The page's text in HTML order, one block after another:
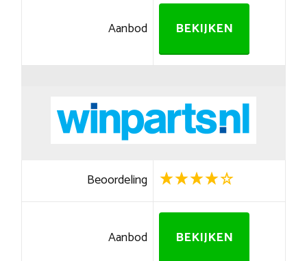
Aanbod BEKIJKEN
Beoordeling
Aanbod BEKIJKEN